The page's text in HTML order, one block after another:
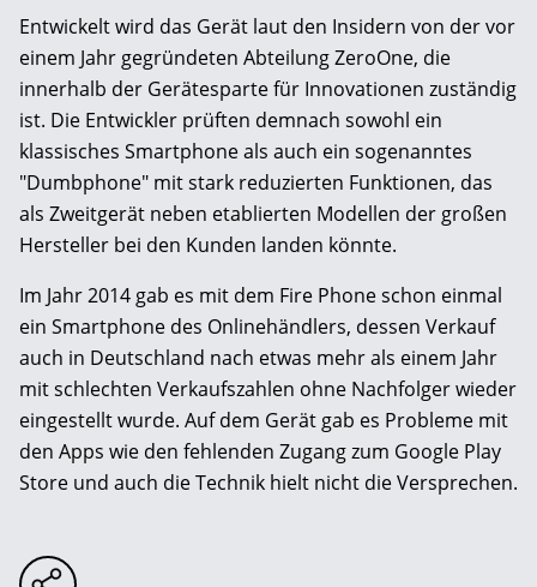
Entwickelt wird das Gerät laut den Insidern von der vor
einem Jahr gegründeten Abteilung ZeroOne, die
innerhalb der Gerätesparte für Innovationen zuständig
ist. Die Entwickler prüften demnach sowohl ein
klassisches Smartphone als auch ein sogenanntes
"Dumbphone" mit stark reduzierten Funktionen, das
als Zweitgerät neben etablierten Modellen der großen
Hersteller bei den Kunden landen könnte.
Im Jahr 2014 gab es mit dem Fire Phone schon einmal
ein Smartphone des Onlinehändlers, dessen Verkauf
auch in Deutschland nach etwas mehr als einem Jahr
mit schlechten Verkaufszahlen ohne Nachfolger wieder
eingestellt wurde. Auf dem Gerät gab es Probleme mit
den Apps wie den fehlenden Zugang zum Google Play
Store und auch die Technik hielt nicht die Versprechen.